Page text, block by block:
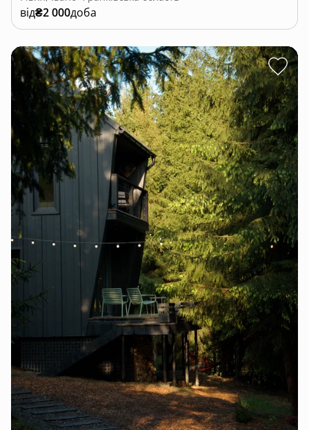
від₴2 000доба